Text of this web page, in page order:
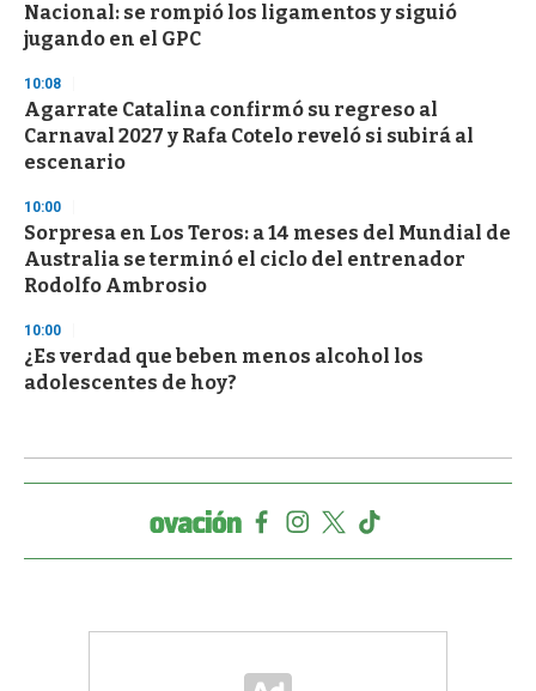
Nacional: se rompió los ligamentos y siguió
jugando en el GPC
10:08
Agarrate Catalina confirmó su regreso al
Carnaval 2027 y Rafa Cotelo reveló si subirá al
escenario
10:00
Sorpresa en Los Teros: a 14 meses del Mundial de
Australia se terminó el ciclo del entrenador
Rodolfo Ambrosio
10:00
¿Es verdad que beben menos alcohol los
adolescentes de hoy?